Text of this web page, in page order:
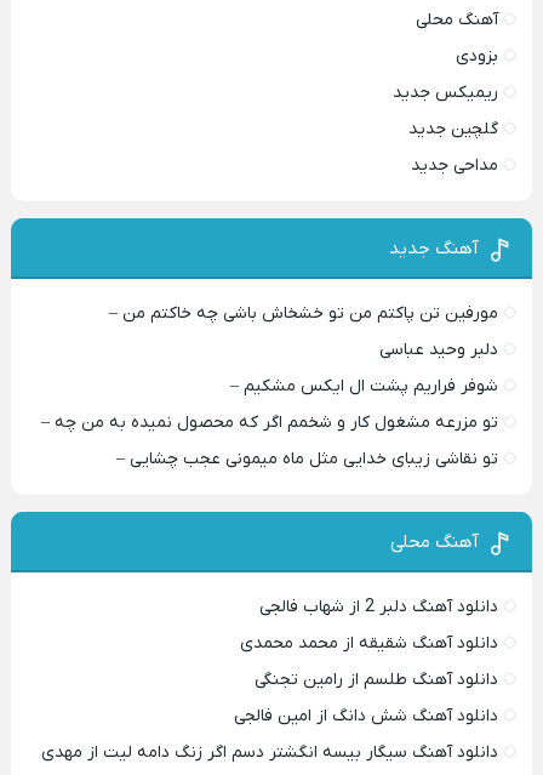
آهنگ محلی
بزودی
ریمیکس جدید
گلچین جدید
مداحی جدید
آهنگ جدید
مورفین تن پاکتم من تو خشخاش باشی چه خاکتم من –
دلبر وحید عباسی
شوفر فراریم پشت ال ایکس مشکیم –
تو مزرعه مشغول کار و شخمم اگر که محصول نمیده به من چه –
تو نقاشی زیبای خدایی مثل ماه میمونی عجب چشایی –
آهنگ محلی
دانلود آهنگ دلبر 2 از شهاب فالجی
دانلود آهنگ شقیقه از محمد محمدی
دانلود آهنگ طلسم از رامین تجنگی
دانلود آهنگ شش دانگ از امین فالجی
دانلود آهنگ سیگار بیسه انگشتر دسم اگر زنگ دامه لیت از مهدی